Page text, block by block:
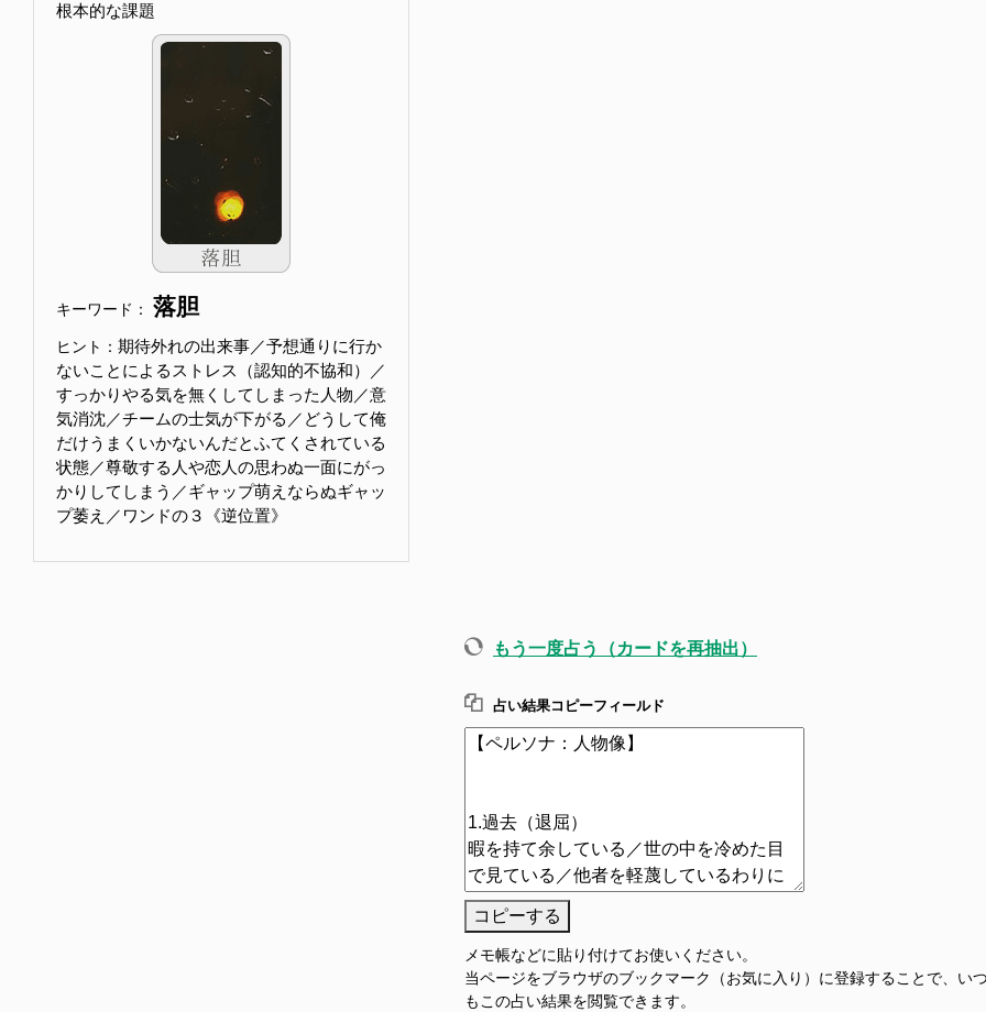
根本的な課題
キーワード： 落胆
ヒント： 期待外れの出来事／予想通りに行か
ないことによるストレス（認知的不協和）／
すっかりやる気を無くしてしまった人物／意
気消沈／チームの士気が下がる／どうして俺
だけうまくいかないんだとふてくされている
状態／尊敬する人や恋人の思わぬ一面にがっ
かりしてしまう／ギャップ萌えならぬギャッ
プ萎え／ワンドの３《逆位置》
もう一度占う（カードを再抽出）
占い結果コピーフィールド
コピーする
メモ帳などに貼り付けてお使いください。
当ページをブラウザのブックマーク（お気に入り）に登録することで、い
もこの占い結果を閲覧できます。